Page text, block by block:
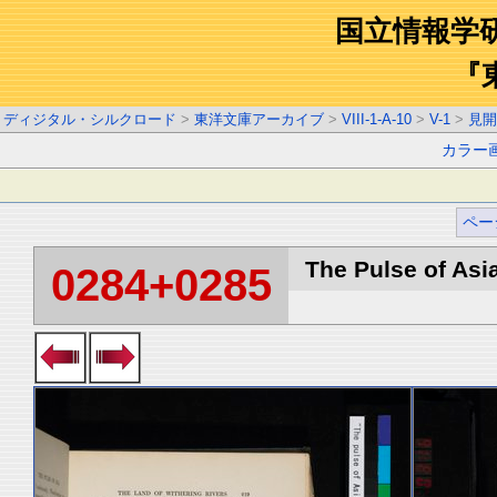
国立情報学
『
ディジタル・シルクロード > 東洋文庫アーカイブ > VIII-1-A-10 > V-1 > 見
カラー
ペー
0284+0285 The Pulse of